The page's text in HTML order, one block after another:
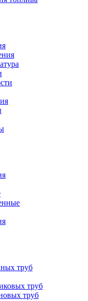
труб
труб
труб